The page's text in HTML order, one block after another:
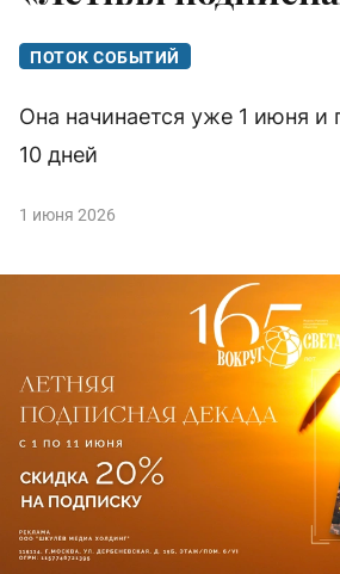
ПОТОК СОБЫТИЙ
Она начинается уже 1 июня и
10 дней
1 июня 2026